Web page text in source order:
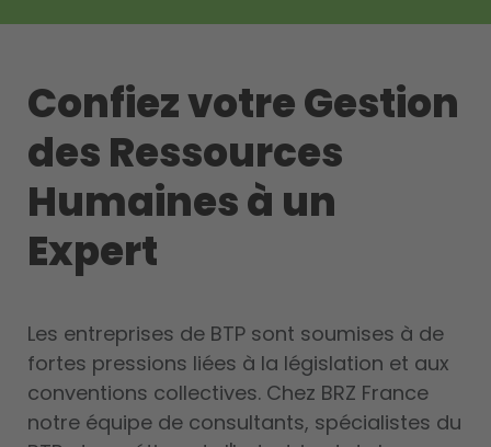
Confiez votre Gestion
des Ressources
Humaines à un
Expert
Les entreprises de BTP sont soumises à de
fortes pressions liées à la législation et aux
conventions collectives. Chez BRZ France
notre équipe de consultants, spécialistes du